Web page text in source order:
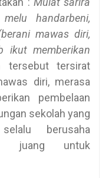
handarbeni,
mawas diri,
ikut memberikan
tersebut tersirat
diri, merasa
pembelaan
sekolah yang
berusaha
juang untuk